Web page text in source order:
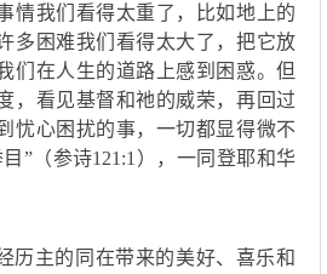
情我们看得太重了，比如地上的
多困难我们看得太大了，把它放
们 在人生的道路上感到困惑。但
，看见基督和祂的威荣，再回过
忧心困扰的事， 一切都显得微不
”（参诗121:1 ）， 一同登耶和华
历主的同在带来的美好、喜乐和